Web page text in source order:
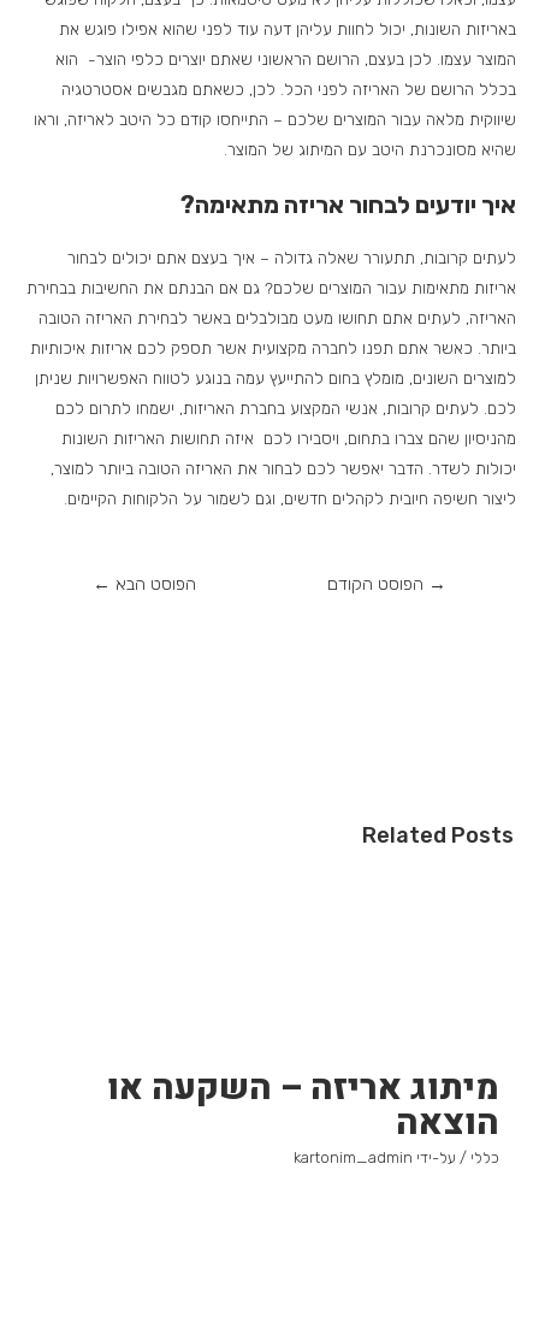
באריזות השונות, יכול לחוות עליהן דעה עוד לפני שהוא אפילו פוגש את
המוצר עצמו. לכן בעצם, הרושם הראשוני שאתם יוצרים כלפי הוצר- הוא
בכלל הרושם של האריזה לפני הכל. לכן, כשאתם מגבשים אסטרטגיה
שיווקית מלאה עבור המוצרים שלכם – התייחסו קודם כל היטב לאריזה, וראו
שהיא מסונכרנת היטב עם המיתוג של המוצר.
איך יודעים לבחור אריזה מתאימה?
לעתים קרובות, תתעורר שאלה גדולה – איך בעצם אתם יכולים לבחור
אריזות מתאימות עבור המוצרים שלכם? גם אם הבנתם את החשיבות בבחירת
האריזה, לעתים אתם תחושו מעט מבולבלים באשר לבחירת האריזה הטובה
ביותר. כאשר אתם תפנו לחברה מקצועית אשר תספק לכם אריזות איכותיות
למוצרים השונים, מומלץ בחום להתייעץ עמה בנוגע לטווח האפשרויות שניתן
לכם. לעתים קרובות, אנשי המקצוע בחברת האריזות, ישמחו לתרום לכם
מהניסיון שהם צברו בתחום, ויסבירו לכם איזה תחושות האריזות השונות
יכולות לשדר. הדבר יאפשר לכם לבחור את האריזה הטובה ביותר למוצר,
ליצור חשיפה חיובית לקהלים חדשים, וגם לשמור על הלקוחות הקיימים.
→ הפוסט הקודם הפוסט הבא ←
Related Posts
מיתוג אריזה – השקעה או
הוצאה
כללי / על-ידי kartonim_admin